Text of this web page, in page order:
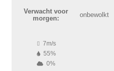
Verwacht voor
morgen:
onbewolkt
7m/s
55%
0%